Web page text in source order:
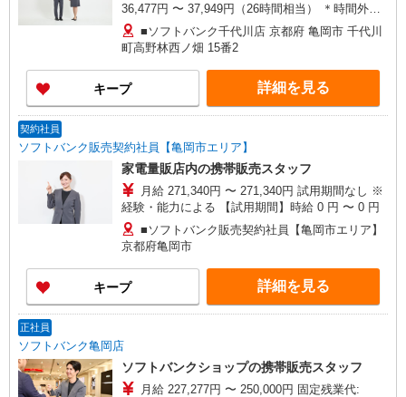
36,477円 〜 37,949円（26時間相当） ＊時間外手
当は時間外労働の有無にかかわらず、固定残業代
として支給し、相当時間を超える時間外労働分は
法定どおり追加で支給します。 試用期間あり 3ヶ
月 ※経験・能力による 【試用期間】月給 227277
円 〜 250000 円
■ソフトバンク千代川店 京都府 亀岡市 千代川
町高野林西ノ畑 15番2
キープ 詳細を見る
契約社員
ソフトバンク販売契約社員【亀岡市エリア】
家電量販店内の携帯販売スタッフ
月給 271,340円 〜 271,340円 試用期間なし ※
経験・能力による 【試用期間】時給 0 円 〜 0 円
■ソフトバンク販売契約社員【亀岡市エリア】
京都府亀岡市
キープ 詳細を見る
正社員
ソフトバンク亀岡店
ソフトバンクショップの携帯販売スタッフ
月給 227,277円 〜 250,000円 固定残業代: